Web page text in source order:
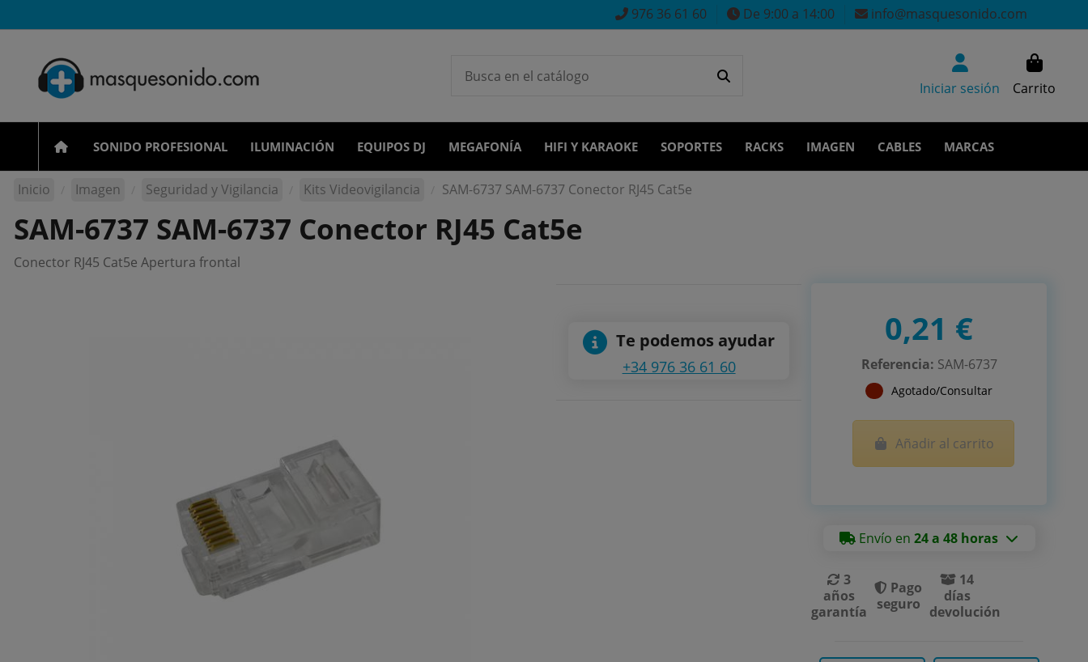
976 36 61 60 De 9:00 a 14:00 info@masquesonido.com
Iniciar sesión Carrito
SONIDO PROFESIONAL ILUMINACIÓN EQUIPOS DJ MEGAFONÍA HIFI Y KARAOKE SOPORTES RACKS IMAGEN CABLES MARCAS
Inicio Imagen Seguridad y Vigilancia Kits Videovigilancia SAM-6737 SAM-6737 Conector RJ45 Cat5e
SAM-6737 SAM-6737 Conector RJ45 Cat5e
Conector RJ45 Cat5e Apertura frontal
Te podemos ayudar
+34 976 36 61 60
0,21 €
Referencia: SAM-6737
Agotado/Consultar
Añadir al carrito
Envío en24 a 48 horas
3
años
garantía
Pago
seguro
14
días
devolución